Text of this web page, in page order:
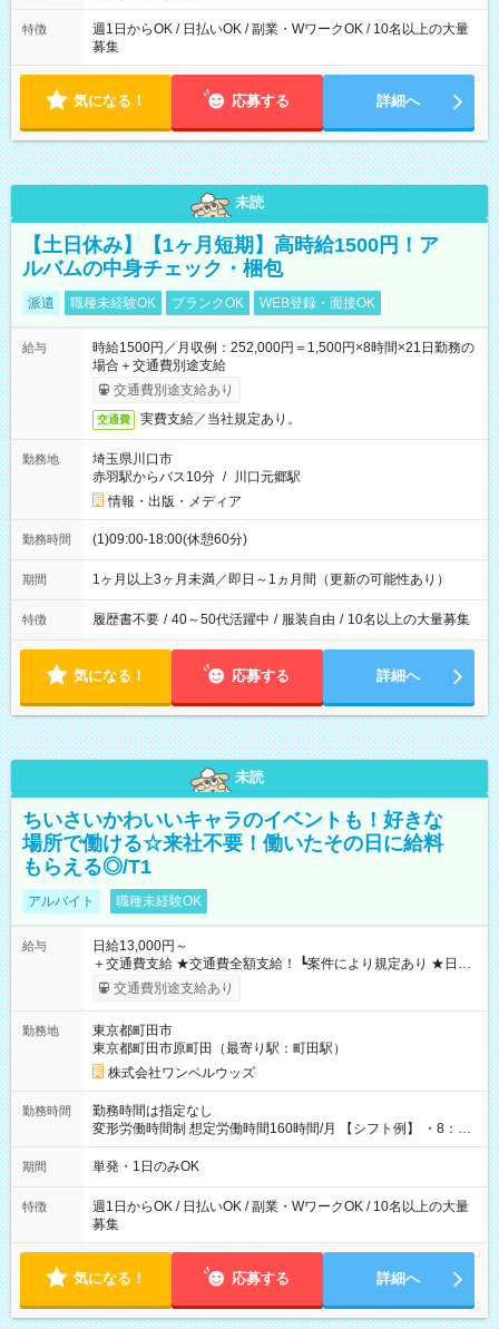
特徴
週1日からOK / 日払いOK / 副業・WワークOK / 10名以上の大量
募集
気になる！ 応募する 詳細へ
未読
【土日休み】【1ヶ月短期】高時給1500円！ア
ルバムの中身チェック・梱包
派遣 職種未経験OK ブランクOK WEB登録・面接OK
給与
時給1500円／月収例：252,000円＝1,500円×8時間×21日勤務の
場合＋交通費別途支給
交通費別途支給あり
交通費 実費支給／当社規定あり。
勤務地
埼玉県川口市
赤羽駅からバス10分 / 川口元郷駅
情報・出版・メディア
勤務時間 (1)09:00-18:00(休憩60分)
期間 1ヶ月以上3ヶ月未満／即日～1ヵ月間（更新の可能性あり）
特徴 履歴書不要 / 40～50代活躍中 / 服装自由 / 10名以上の大量募集
気になる！ 応募する 詳細へ
未読
ちいさいかわいいキャラのイベントも！好きな
場所で働ける☆来社不要！働いたその日に給料
もらえる◎/T1
アルバイト 職種未経験OK
給与
日給13,000円～
＋交通費支給 ★交通費全額支給！ ┗案件により規定あり ★日払
いOK！（規定あり） ┗働いたその日に現金GET♪ お仕事後はコ
ンビニATMから 日払い分を引き落とせます！ 【試用期間】試
交通費別途支給あり
勤務地
東京都町田市
東京都町田市原町田（最寄り駅：町田駅）
株式会社ワンベルウッズ
勤務時間
勤務時間は指定なし
変形労働時間制 想定労働時間160時間/月 【シフト例】 ・8：00
～21：00
期間 単発・1日のみOK
特徴
週1日からOK / 日払いOK / 副業・WワークOK / 10名以上の大量
募集
気になる！ 応募する 詳細へ